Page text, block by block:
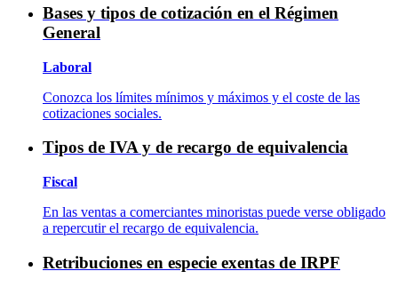
Bases y tipos de cotización en el Régimen
General
Laboral
Conozca los límites mínimos y máximos y el coste de las
cotizaciones sociales.
Tipos de IVA y de recargo de equivalencia
Fiscal
En las ventas a comerciantes minoristas puede verse obligado
a repercutir el recargo de equivalencia.
Retribuciones en especie exentas de IRPF